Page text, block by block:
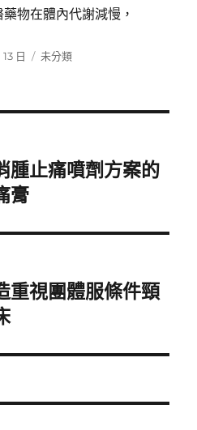
藥物在體內代謝減慢，
日
分
未分類
腫止痛噴劑方案的
膏
重視團體服條件頸